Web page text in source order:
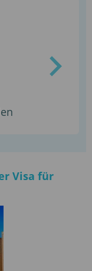
Visa für